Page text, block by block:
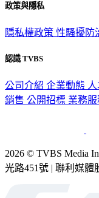
政策與隱私
隱私權政策 性騷擾防
認識 TVBS
公司介紹 企業動態
銷售 公開招標 業務
2026 © TVBS Media
光路451號 | 聯利媒體